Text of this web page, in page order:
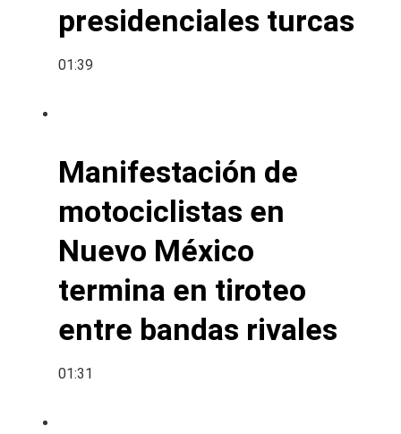
presidenciales turcas
01:39
Manifestación de
motociclistas en
Nuevo México
termina en tiroteo
entre bandas rivales
01:31